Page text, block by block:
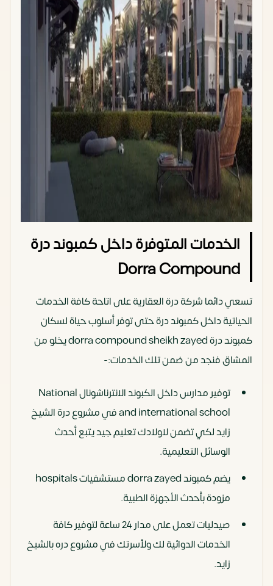
الخدمات المتوفرة داخل كمبوند درة
Dorra Compound
تسعي دائما شركة درة العقارية على اتاحة كافة الخدمات
الحياتية داخل كمبوند درة حتى توفر أسلوب حياة لسكان
كمبوند درة dorra compound sheikh zayed يخلو من
المشاق فنجد من ضمن تلك الخدمات:-
توفير مدارس داخل الكبوند الانترناشونال National
and international school في مشروع درة الشيخ
زايدلكي تضمن لاولادك تعليم جيد يتبع أحدث
الوسائل التعليمية.
يضم كمبوند dorra zayed مستشفيات hospitals
مزودة بأحدث الأجهزة الطبية.
صيدليات تعمل على مدار 24 ساعة لتوفير كافة
الخدمات الدوائية لك ولأسرتك في مشروع دره بالشيخ
زايد.